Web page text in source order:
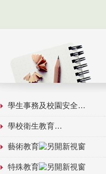
學生事務及校園安全
學校衛生教育
藝術教育
特殊教育